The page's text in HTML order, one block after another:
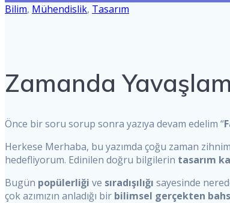
Bilim, Mühendislik, Tasarım
Zamanda
Önce bir soru sorup sonra yazıya devam edelim “
Herkese Merhaba, bu yazımda çoğu zaman
hedefliyorum. Edinilen doğru bilgilerin tasarım
Bugün popülerliği ve sıradışılığı sayesinde
çok azımızın anladığı bir bilimsel gerçekten